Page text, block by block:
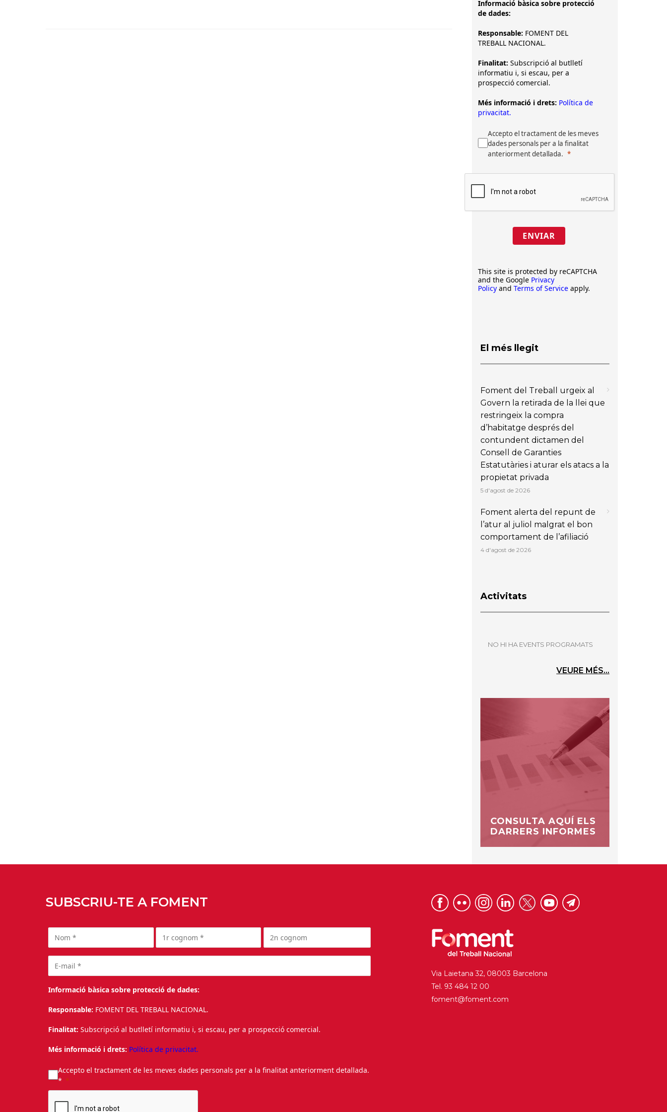
Informació bàsica sobre protecció
de dades:
Responsable: FOMENT DEL
TREBALL NACIONAL.
Finalitat: Subscripció al butlletí
informatiu i, si escau, per a
prospecció comercial.
Més informació i drets: Política de
privacitat.
Accepto el tractament de les meves
dades personals per a la finalitat
anteriorment detallada.
ENVIAR
This site is protected by reCAPTCHA
and the Google Privacy
Policy and Terms of Service apply.
El més llegit
Foment del Treball urgeix al
Govern la retirada de la llei que
restringeix la compra
d’habitatge després del
contundent dictamen del
Consell de Garanties
Estatutàries i aturar els atacs a la
propietat privada
5 d'agost de 2026
Foment alerta del repunt de
l’atur al juliol malgrat el bon
comportament de l’afiliació
4 d'agost de 2026
Activitats
NO HI HA EVENTS PROGRAMATS
VEURE MÉS...
CONSULTA AQUÍ ELS
DARRERS INFORMES
SUBSCRIU-TE A FOMENT
Informació bàsica sobre protecció de dades:
Responsable: FOMENT DEL TREBALL NACIONAL.
Finalitat: Subscripció al butlletí informatiu i, si escau, per a prospecció comercial.
Més informació i drets: Política de privacitat.
Accepto el tractament de les meves dades personals per a la finalitat anteriorment detallada.
*
Via Laietana 32, 08003 Barcelona
Tel. 93 484 12 00
foment@foment.com